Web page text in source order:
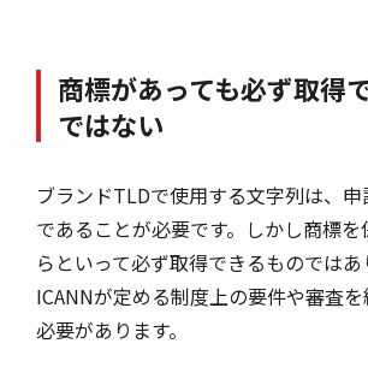
商標があっても必ず取得
ではない
ブランドTLDで使用する文字列は、
であることが必要です。しかし商標
らといって必ず取得できるものではあ
ICANNが定める制度上の要件や審査
必要があります。